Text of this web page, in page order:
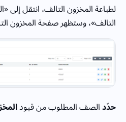
لطباعة المخزون التالف، انتقل إلى
التالف»، وستظهر صفحة المخزون
حدّدالصف المطلوب من قيود